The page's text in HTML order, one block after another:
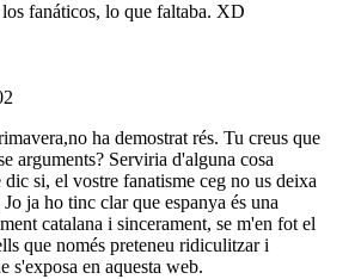
fanáticos, lo que faltaba. XD
ha demostrat rés. Tu creus que
arguments? Serviria d'alguna cosa
dic si, el vostre fanatisme ceg no us deixa
ja ho tinc clar que espanya és una
catalana i sincerament, se m'en fot el
que només preteneu ridiculitzar i
s'exposa en aquesta web.